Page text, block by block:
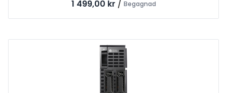
1 499,00 kr / Begagnad